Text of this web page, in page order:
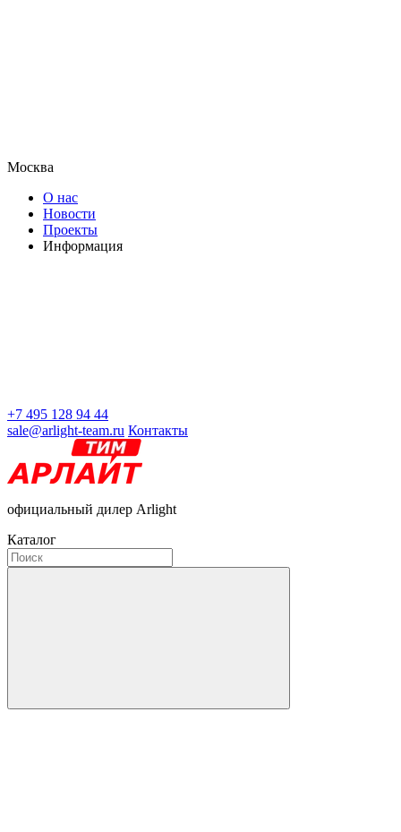
Москва
О нас
Новости
Проекты
Информация
+7 495 128 94 44
sale@arlight-team.ru Контакты
официальный дилер Arlight
Каталог